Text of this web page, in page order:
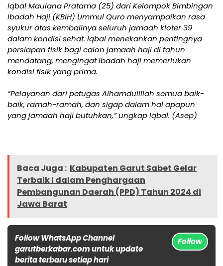
Iqbal Maulana Pratama (25) dari Kelompok Bimbingan
Ibadah Haji (KBIH) Ummul Quro menyampaikan rasa
syukur atas kembalinya seluruh jamaah kloter 39
dalam kondisi sehat. Iqbal menekankan pentingnya
persiapan fisik bagi calon jamaah haji di tahun
mendatang, mengingat ibadah haji memerlukan
kondisi fisik yang prima.
“Pelayanan dari petugas Alhamdulillah semua baik-
baik, ramah-ramah, dan sigap dalam hal apapun
yang jamaah haji butuhkan,” ungkap Iqbal. (Asep)
Baca Juga : Kabupaten Garut Sabet Gelar
Terbaik I dalam Penghargaan
Pembangunan Daerah (PPD) Tahun 2024 di
Jawa Barat
Follow WhatsApp Channel
garutberkabar.com untuk update
berita terbaru setiap hari
Follow